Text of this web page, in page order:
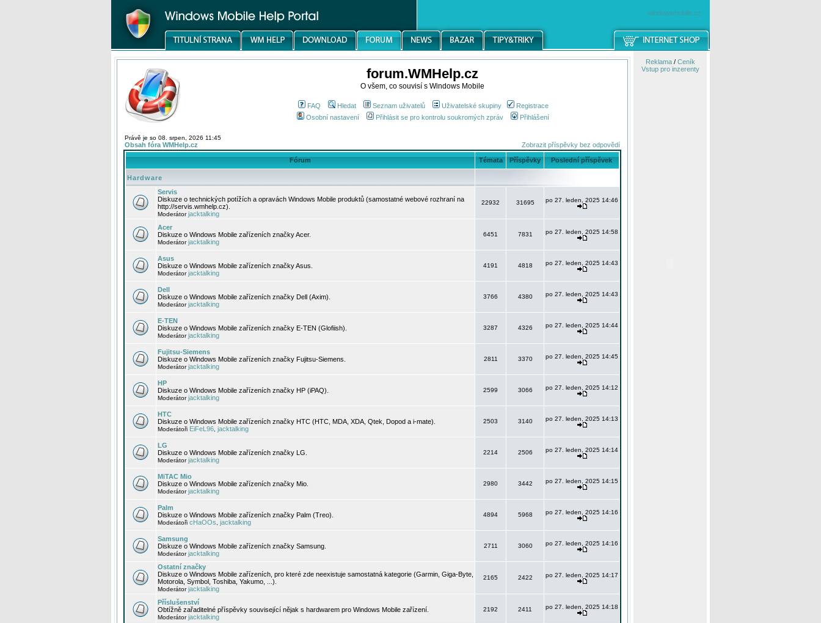
windowsmobile.cz
forum.WMHelp.cz
O všem, co souvisí s Windows Mobile
FAQ Hledat Seznam uživatelů Uživatelské skupiny
Registrace
Osobní nastavení
Přihlásit se pro kontrolu soukromých zpráv Přihlášení
Právě je so 08. srpen, 2026 11:45
Obsah fóra WMHelp.cz Zobrazit příspěvky bez odpovědí
Fórum Témata Příspěvky Poslední příspěvek
Hardware
Servis
Diskuze o technických potížích a opravách Windows Mobile produktů (samostatné webové rozhraní na
http://servis.wmhelp.cz).
Moderátorjacktalking
22932 31695 po 27. leden, 2025 14:46
Acer
Diskuze o Windows Mobile zařízeních značky Acer.
Moderátorjacktalking
6451 7831 po 27. leden, 2025 14:58
Asus
Diskuze o Windows Mobile zařízeních značky Asus.
Moderátorjacktalking
4191 4818 po 27. leden, 2025 14:43
Dell
Diskuze o Windows Mobile zařízeních značky Dell (Axim).
Moderátorjacktalking
3766 4380 po 27. leden, 2025 14:43
E-TEN
Diskuze o Windows Mobile zařízeních značky E-TEN (Glofiish).
Moderátorjacktalking
3287 4326 po 27. leden, 2025 14:44
Fujitsu-Siemens
Diskuze o Windows Mobile zařízeních značky Fujitsu-Siemens.
Moderátorjacktalking
2811 3370 po 27. leden, 2025 14:45
HP
Diskuze o Windows Mobile zařízeních značky HP (iPAQ).
Moderátorjacktalking
2599 3066 po 27. leden, 2025 14:12
HTC
Diskuze o Windows Mobile zařízeních značky HTC (HTC, MDA, XDA, Qtek, Dopod a i-mate).
Moderátoři EiFeL96 jacktalking
2503 3140 po 27. leden, 2025 14:13
LG
Diskuze o Windows Mobile zařízeních značky LG.
Moderátorjacktalking
2214 2506 po 27. leden, 2025 14:14
MiTAC Mio
Diskuze o Windows Mobile zařízeních značky Mio.
Moderátorjacktalking
2980 3442 po 27. leden, 2025 14:15
Palm
Diskuze o Windows Mobile zařízeních značky Palm (Treo).
Moderátoři cHaOOs jacktalking
4894 5968 po 27. leden, 2025 14:16
Samsung
Diskuze o Windows Mobile zařízeních značky Samsung.
Moderátorjacktalking
2711 3060 po 27. leden, 2025 14:16
Ostatní značky
Diskuze o Windows Mobile zařízeních, pro které zde neexistuje samostatná kategorie (Garmin, Giga-Byte,
Motorola, Symbol, Toshiba, Yakumo, ...).
Moderátorjacktalking
2165 2422 po 27. leden, 2025 14:17
Příslušenství
Obtížně zařaditelné příspěvky související nějak s hardwarem pro Windows Mobile zařízení.
Moderátorjacktalking
2192 2411 po 27. leden, 2025 14:18
Reklama/ Ceník
Vstup pro inzerenty